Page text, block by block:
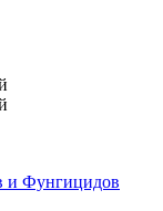
и Фунгицидов